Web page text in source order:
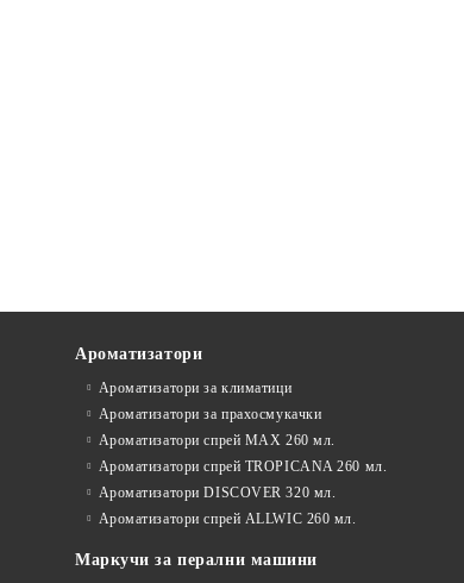
Ароматизатори
Ароматизатори за климатици
Ароматизатори за прахосмукачки
Ароматизатори спрей MAX 260 мл.
Ароматизатори спрей TROPICANA 260 мл.
Ароматизатори DISCOVER 320 мл.
Ароматизатори спрей ALLWIC 260 мл.
Маркучи за перални машини